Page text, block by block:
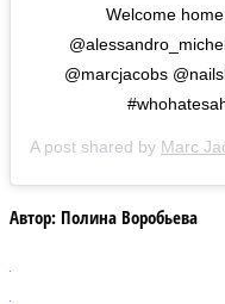
Welcome
@marcjacobs
A post shared by Marc
Автор: Полина Воробьева